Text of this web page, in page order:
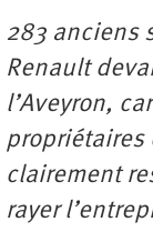
283 anciens
Renault
l’Aveyron,
propriétaires
clairement
rayer